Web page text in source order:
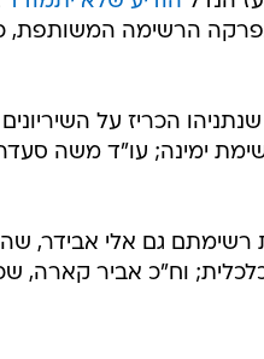
הרשימה
הכריז על השיריונים
ימינה; עו"ד משה
רשימתם גם אלי אבידר,
וח"כ אביר קארה,